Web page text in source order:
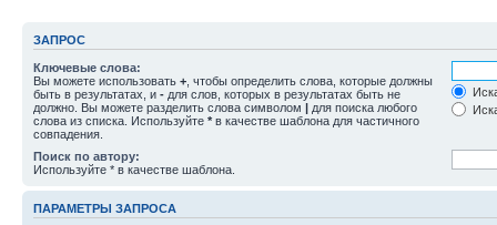
ЗАПРОС
Ключевые слова:
Вы можете использовать + , чтобы определить слова, которые должны
быть в результатах, и - для слов, которых в результатах быть не
должно. Вы можете разделить слова символом | для поиска любого
слова из списка. Используйте * в качестве шаблона для частичного
совпадения.
Поиск по автору:
Используйте * в качестве шаблона.
ПАРАМЕТРЫ ЗАПРОСА